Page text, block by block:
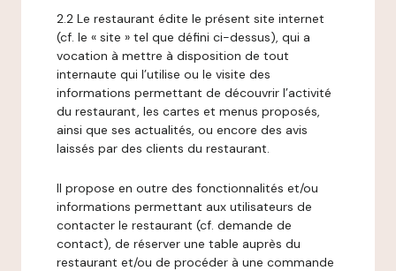
2.2 Le restaurant édite le présent site internet
(cf. le « site » tel que défini ci-dessus), qui a
vocation à mettre à disposition de tout
internaute qui l’utilise ou le visite des
informations permettant de découvrir l’activité
du restaurant, les cartes et menus proposés,
ainsi que ses actualités, ou encore des avis
laissés par des clients du restaurant.
Il propose en outre des fonctionnalités et/ou
informations permettant aux utilisateurs de
contacter le restaurant (cf. demande de
contact), de réserver une table auprès du
restaurant et/ou de procéder à une commande